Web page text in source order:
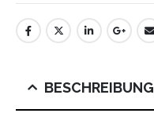
BESCHREIBUNG